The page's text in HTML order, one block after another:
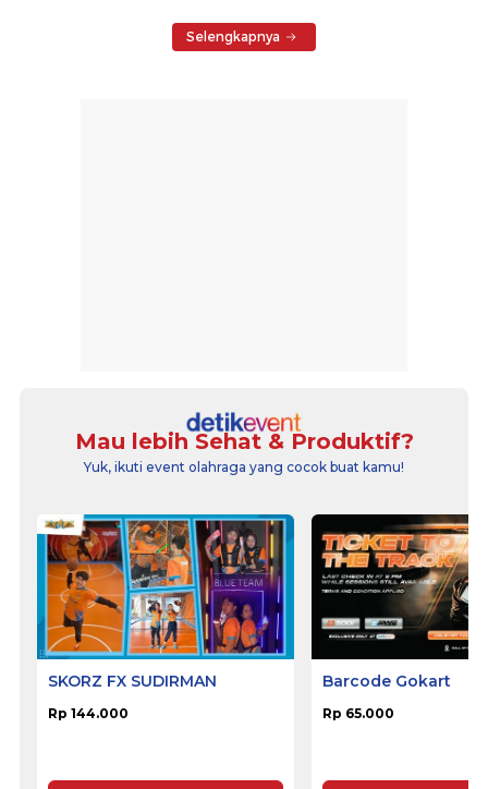
Selengkapnya
Mau lebih Sehat & Produktif?
Yuk, ikuti event olahraga yang cocok buat kamu!
SKORZ FX SUDIRMAN
Rp 144.000
Barcode Gokart
Rp 65.000